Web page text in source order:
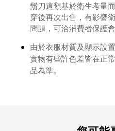
鬍刀這類基於衛生考量
穿後再次出售，有影響
問題，可洽消費者保護
由於衣服材質及顯示設
實物有些許色差皆在正
品為準。